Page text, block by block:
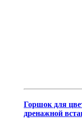
Горшок для
дренажной